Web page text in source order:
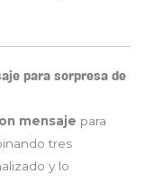
para sorpresa de
mensaje para
tres
y lo